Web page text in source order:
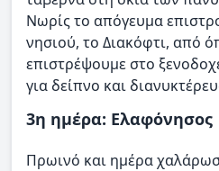
Νωρίς το απόγευμα
νησιού, το Διακόφτι, από
επιστρέψουμε στο
για δείπνο και
3η ημέρα: Ελαφόνησος
Πρωινό και ημέρα